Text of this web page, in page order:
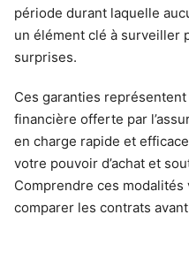
période durant laquelle
un élément clé à surveiller
surprises.
Ces garanties
financière offerte par
en charge rapide et
votre pouvoir d’achat et
Comprendre ces
comparer les contrats